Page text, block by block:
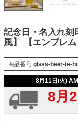
記念日・名入れ刻
風】 【エンブレ
商品番号 glass-beer-te-